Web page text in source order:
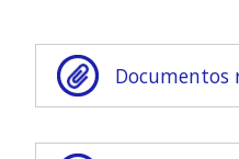
Documentos